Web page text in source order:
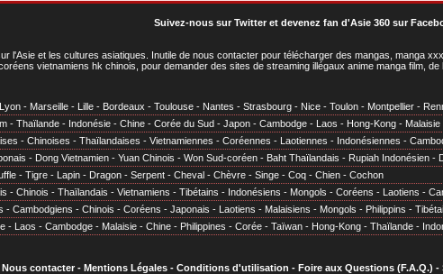
Suivez-nous sur Twitteret devenez fan d'Asie 360 sur
l'Asie et les cultures asiatiques . Inutile de nous contacter pour télécharger des mangas, manga
vietnamiens hk chinois, pour demander des sites de streaming illégaux anime manga film,
Lyon - Marseille - Lille - Bordeaux - Toulouse - Nantes - Strasbourg - Nice - Toulon - Montpellier -
- Thaïlande - Indonésie - Chine - Corée du Sud - Japon - Cambodge - Laos - Hong-Kong - Malaisie
- Chinoises - Thaïlandaises - Vietnamiennes - Coréennes - Laotiennes - Indonésiennes -
- Dong Vietnamien - Yuan Chinois - Won Sud-coréen - Baht Thaïlandais - Rupiah Indonésien -
- Tigre - Lapin - Dragon - Serpent - Cheval - Chèvre - Singe - Coq - Chien - Cochon
- Chinois - Thaïlandais - Vietnamiens - Tibétains - Indonésiens - Mongols - Coréens - Laotiens -
- Cambodgiens - Chinois - Coréens - Japonais - Laotiens - Malaisiens - Mongols - Philippins -
- Laos - Cambodge - Malaisie - Chine - Philippines - Corée - Taïwan - Hong-Kong - Thaïlande -
Nous contacter- Mentions Légales- Conditions d'utilisation - Foire aux Questions (F.A.Q.) -